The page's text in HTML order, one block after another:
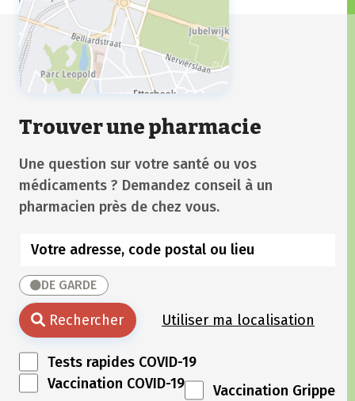
Trouver une pharmacie
Une question sur votre santé ou vos
médicaments ? Demandez conseil à un
pharmacien près de chez vous.
DE GARDE
Rechercher Utiliser ma localisation
Tests rapides COVID-19
Vaccination COVID-19
Vaccination Grippe